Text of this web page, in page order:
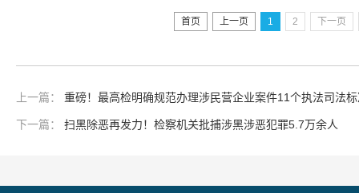
首页 上一页 1 2 下一页
上一篇： 重磅！最高检明确规范办理涉民营企业案件11个执法司法
下一篇： 扫黑除恶再发力！检察机关批捕涉黑涉恶犯罪5.7万余人